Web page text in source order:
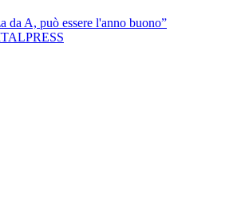
da A, può essere l'anno buono”